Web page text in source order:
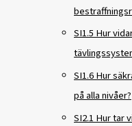
SI1.5 Hur
SI1.6 Hur
på alla nivåer?
SI2.1 Hur tar